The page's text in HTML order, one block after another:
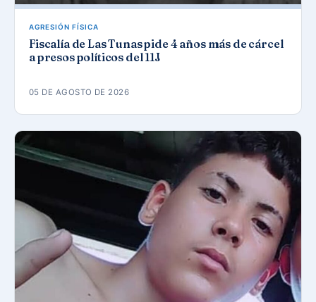
AGRESIÓN FÍSICA
Fiscalía de Las Tunas pide 4 años más de cárcel
a presos políticos del 11J
05 DE AGOSTO DE 2026